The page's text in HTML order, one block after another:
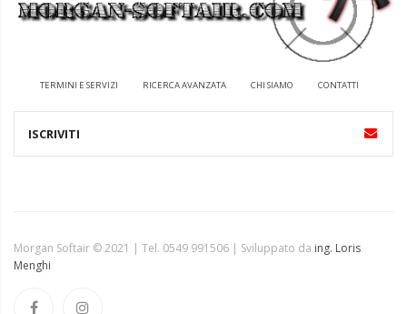
TERMINI E SERVIZI RICERCA AVANZATA CHI SIAMO CONTATTI
Morgan Softair © 2021 | Tel. 0549 991506 | Sviluppato da ing. Loris
Menghi